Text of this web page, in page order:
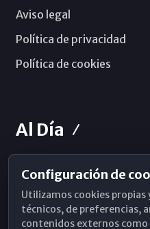
Aviso legal
Política de privacidad
Política de cookies
Al Día
Horarios de Misa
Hemeroteca
Configuración de
Utilizamos cookies propias
técnicos, de preferencias,
contenidos externos como